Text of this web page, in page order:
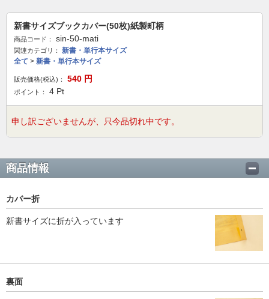
新書サイズブックカバー(50枚)紙製町柄
商品コード： sin-50-mati
関連カテゴリ：
新書・単行本サイズ
全て > 新書・単行本サイズ
販売価格(税込)： 540 円
ポイント： 4 Pt
申し訳ございませんが、只今品切れ中です。
商品情報
カバー折
新書サイズに折が入っています
裏面